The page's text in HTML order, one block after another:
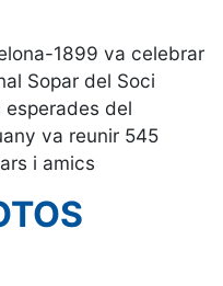
1899 va celebrar
Sopar del Soci
esperades del
va reunir 545
i amics